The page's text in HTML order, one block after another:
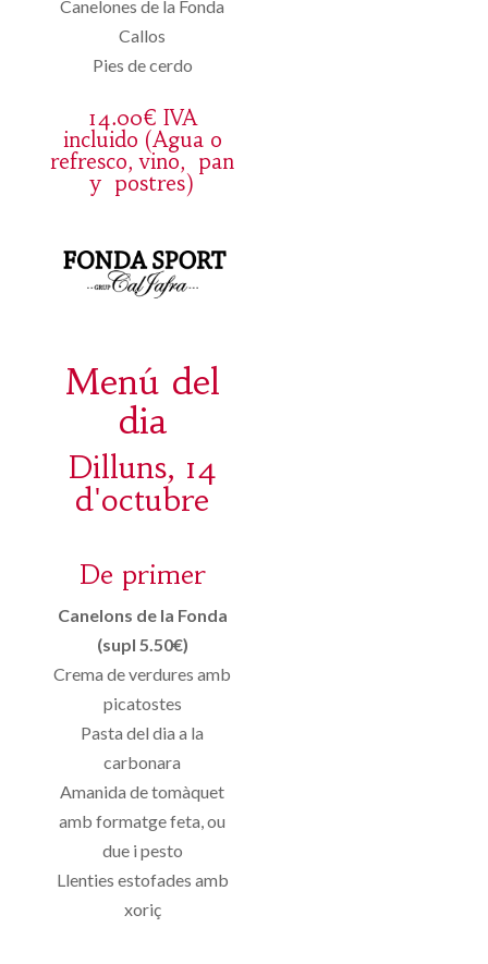
Canelones de la Fonda
Callos
Pies de cerdo
14.00€ IVA
incluido (Agua o
refresco, vino, pan
y postres)
Menú del
dia
Dilluns, 14
d'octubre
De primer
Canelons de la Fonda
(supl 5.50€)
Crema de verdures amb
picatostes
Pasta del dia a la
carbonara
Amanida de tomàquet
amb formatge feta, ou
due i pesto
Llenties estofades amb
xoriç